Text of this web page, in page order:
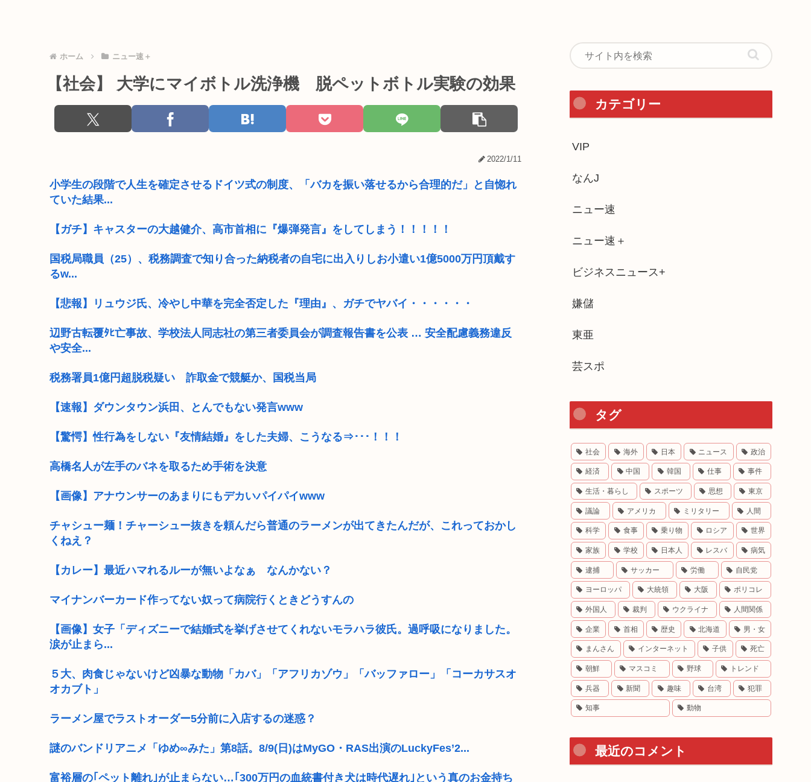
ホーム ニュー速＋
【社会】 大学にマイボトル洗浄機 脱ペットボトル実験の効果
2022/1/11
小学生の段階で人生を確定させるドイツ式の制度、「バカを振い落せるから合理的だ」と自惚れ
ていた結果...
【ガチ】キャスターの大越健介、高市首相に『爆弾発言』をしてしまう！！！！！
国税局職員（25）、税務調査で知り合った納税者の自宅に出入りしお小遣い1億5000万円頂戴す
るw...
【悲報】リュウジ氏、冷やし中華を完全否定した『理由』、ガチでヤバイ・・・・・・
辺野古転覆ﾀﾋ亡事故、学校法人同志社の第三者委員会が調査報告書を公表 … 安全配慮義務違反
や安全...
税務署員1億円超脱税疑い 詐取金で競艇か、国税当局
【速報】ダウンタウン浜田、とんでもない発言www
【驚愕】性行為をしない『友情結婚』をした夫婦、こうなる⇒･･･！！！
高橋名人が左手のバネを取るため手術を決意
【画像】アナウンサーのあまりにもデカいパイパイwww
チャシュー麺！チャーシュー抜きを頼んだら普通のラーメンが出てきたんだが、これっておかし
くねえ？
【カレー】最近ハマれるルーが無いよなぁ なんかない？
マイナンバーカード作ってない奴って病院行くときどうすんの
【画像】女子「ディズニーで結婚式を挙げさせてくれないモラハラ彼氏。過呼吸になりました。
涙が止まら...
５大、肉食じゃないけど凶暴な動物「カバ」「アフリカゾウ」「バッファロー」「コーカサスオ
オカブト」
ラーメン屋でラストオーダー5分前に入店するの迷惑？
謎のバンドリアニメ「ゆめ∞みた」第8話。8/9(日)はMyGO・RAS出演のLuckyFes’2...
富裕層の｢ペット離れ｣が止まらない…｢300万円の血統書付き犬は時代遅れ｣という真のお金持ち
カテゴリー
VIP
なんJ
ニュー速
ニュー速＋
ビジネスニュース+
嫌儲
東亜
芸スポ
タグ
社会 海外 日本 ニュース 政治
経済 中国 韓国 仕事 事件
生活・暮らし スポーツ 思想 東京
議論 アメリカ ミリタリー 人間
科学 食事 乗り物 ロシア 世界
家族 学校 日本人 レスバ 病気
逮捕 サッカー 労働 自民党
ヨーロッパ 大統領 大阪 ポリコレ
外国人 裁判 ウクライナ 人間関係
企業 首相 歴史 北海道 男・女
まんさん インターネット 子供 死亡
朝鮮 マスコミ 野球 トレンド
兵器 新聞 趣味 台湾 犯罪
知事 動物
最近のコメント